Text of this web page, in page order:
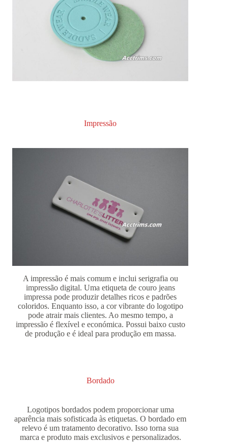
Impressão
A impressão é mais comum e inclui serigrafia ou
impressão digital. Uma etiqueta de couro jeans
impressa pode produzir detalhes ricos e padrões
coloridos. Enquanto isso, a cor vibrante do logotipo
pode atrair mais clientes. Ao mesmo tempo, a
impressão é flexível e económica. Possui baixo custo
de produção e é ideal para produção em massa.
Bordado
Logotipos bordados podem proporcionar uma
aparência mais sofisticada às etiquetas. O bordado em
relevo é um tratamento decorativo. Isso torna sua
marca e produto mais exclusivos e personalizados.